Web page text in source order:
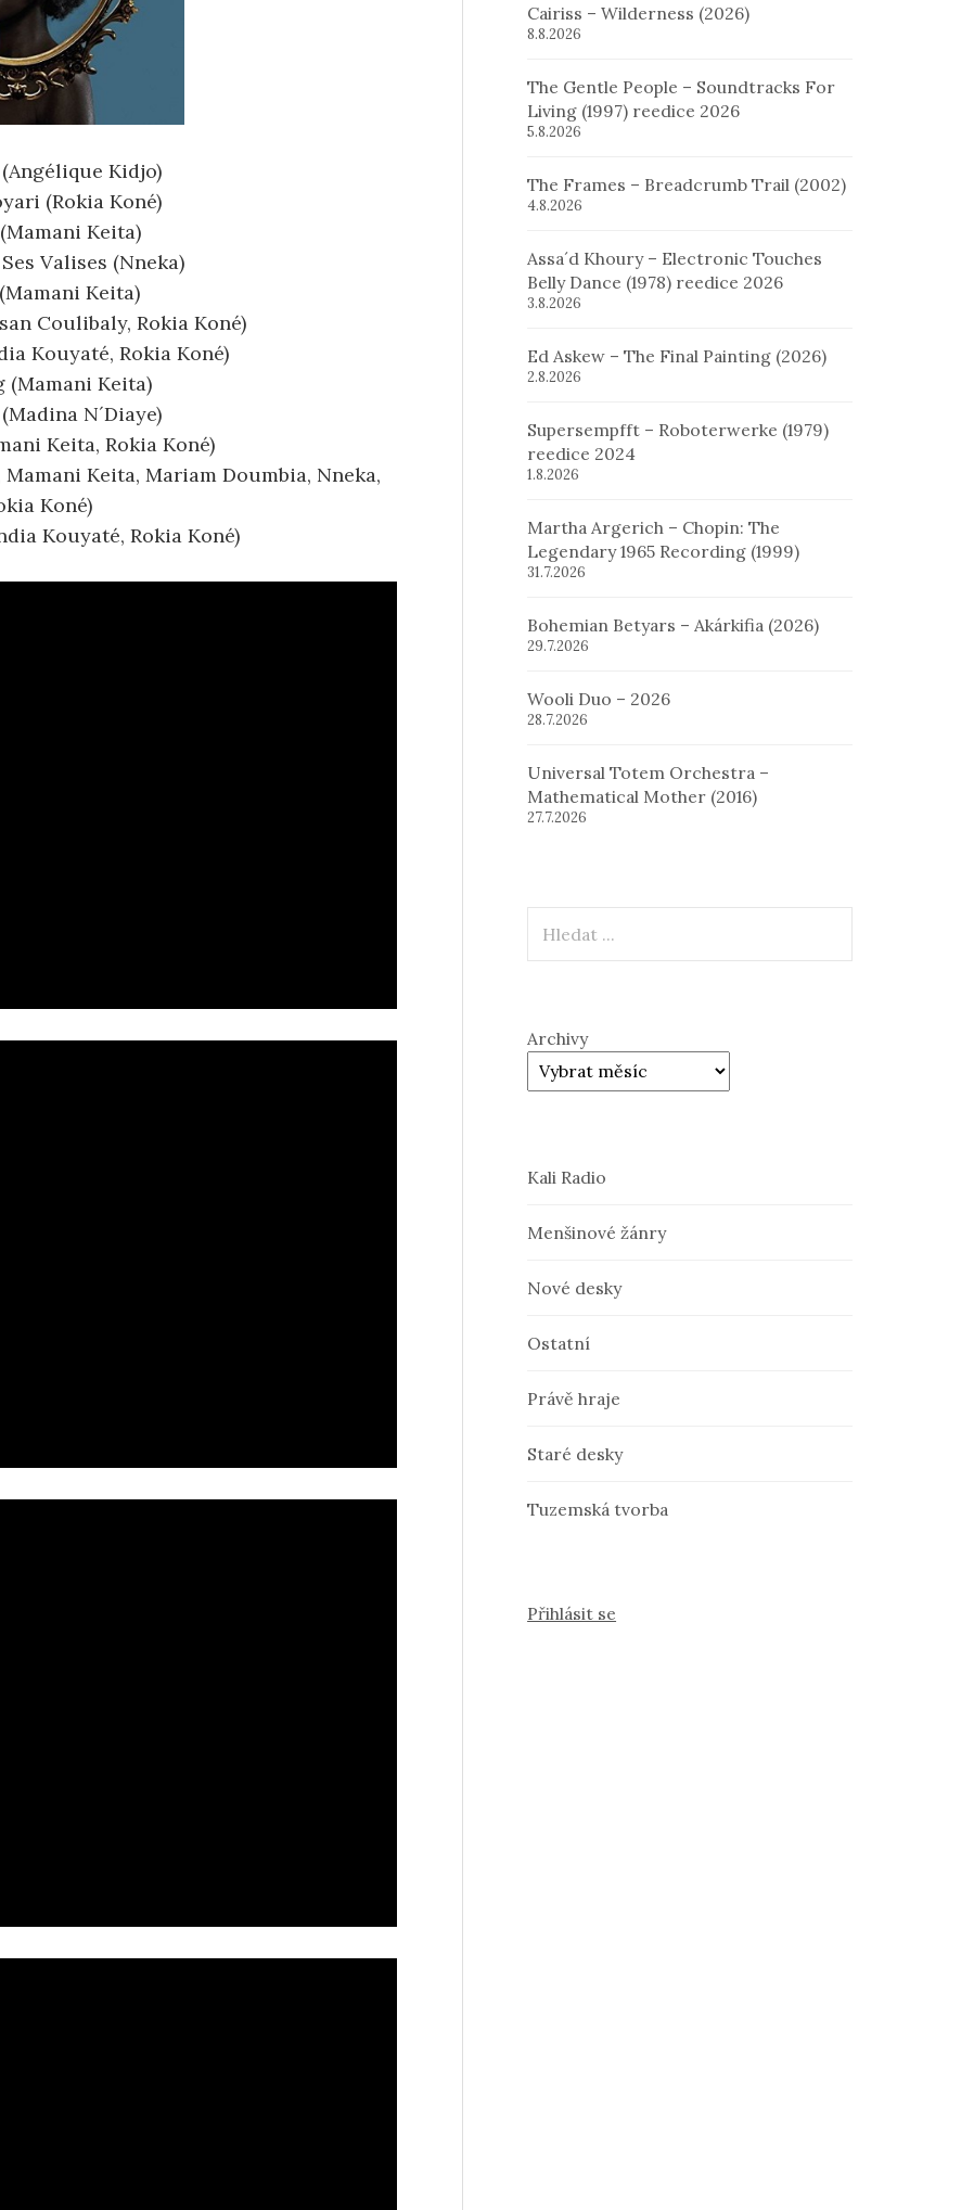
Kidjo)
(Rokia Koné)
Keita)
Valises (Nneka)
Keita)
Coulibaly, Rokia Koné)
Kouyaté, Rokia Koné)
(Mamani Keita)
N´Diaye)
Keita, Rokia Koné)
Keita, Mariam Doumbia, Nneka,
Koné)
Kouyaté, Rokia Koné)
Cairiss – Wilderness (2026)
8.8.2026
The Gentle People – Soundtracks For
Living (1997) reedice 2026
5.8.2026
The Frames – Breadcrumb Trail (2002)
4.8.2026
Assa´d Khoury – Electronic Touches
Belly Dance (1978) reedice 2026
3.8.2026
Ed Askew – The Final Painting (2026)
2.8.2026
Supersempfft – Roboterwerke (1979)
reedice 2024
1.8.2026
Martha Argerich – Chopin: The
Legendary 1965 Recording (1999)
31.7.2026
Bohemian Betyars – Akárkifia (2026)
29.7.2026
Wooli Duo – 2026
28.7.2026
Universal Totem Orchestra –
Mathematical Mother (2016)
27.7.2026
Archivy
Kali Radio
Menšinové žánry
Nové desky
Ostatní
Právě hraje
Staré desky
Tuzemská tvorba
Přihlásit se